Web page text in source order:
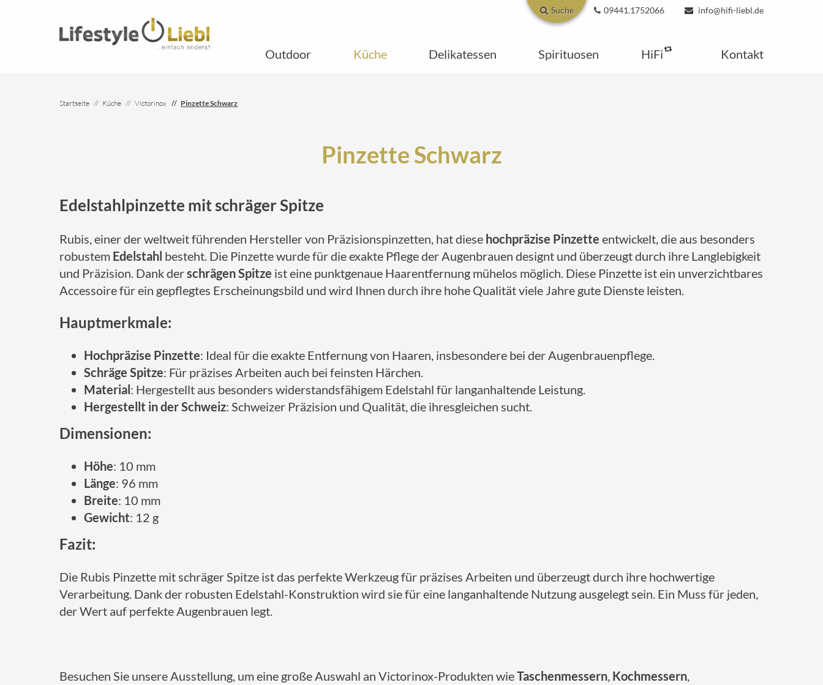
Suche 09441.1752066 info@hifi-liebl.de
Outdoor Küche Delikatessen Spirituosen HiFi Kontakt
Startseite Küche Victorinox Pinzette Schwarz
Pinzette Schwarz
Edelstahlpinzette mit schräger Spitze
Rubis, einer der weltweit führenden Hersteller von Präzisionspinzetten, hat diese hochpräzise Pinzette entwickelt, die aus besonders
robustem Edelstahl besteht. Die Pinzette wurde für die exakte Pflege der Augenbrauen designt und überzeugt durch ihre Langlebigkeit
und Präzision. Dank derschrägen Spitze ist eine punktgenaue Haarentfernung mühelos möglich. Diese Pinzette ist ein unverzichtbares
Accessoire für ein gepflegtes Erscheinungsbild und wird Ihnen durch ihre hohe Qualität viele Jahre gute Dienste leisten.
Hauptmerkmale:
Hochpräzise Pinzette: Ideal für die exakte Entfernung von Haaren, insbesondere bei der Augenbrauenpflege.
Schräge Spitze: Für präzises Arbeiten auch bei feinsten Härchen.
Material: Hergestellt aus besonders widerstandsfähigem Edelstahl für langanhaltende Leistung.
Hergestellt in der Schweiz: Schweizer Präzision und Qualität, die ihresgleichen sucht.
Dimensionen:
Höhe: 10 mm
Länge: 96 mm
Breite: 10 mm
Gewicht: 12 g
Fazit:
Die Rubis Pinzette mit schräger Spitze ist das perfekte Werkzeug für präzises Arbeiten und überzeugt durch ihre hochwertige
Verarbeitung. Dank der robusten Edelstahl-Konstruktion wird sie für eine langanhaltende Nutzung ausgelegt sein. Ein Muss für jeden,
der Wert auf perfekte Augenbrauen legt.
Besuchen Sie unsere Ausstellung, um eine große Auswahl an Victorinox-Produkten wieTaschenmessern, Kochmessern,